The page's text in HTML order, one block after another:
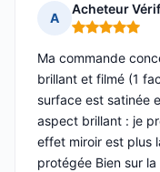
A
Acheteur
Note : 5 sur 5
Ma commande
brillant et filmé (1
surface est satinée
aspect brillant : je
effet miroir est plus
protégée Bien sur